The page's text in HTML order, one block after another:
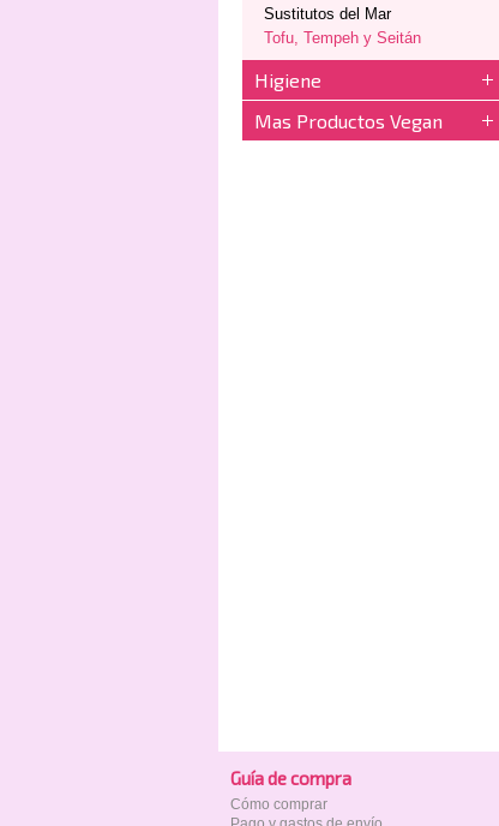
Sustitutos del Mar
Tofu, Tempeh y Seitán
Higiene
Mas Productos Vegan
Guía de compra
Cómo comprar